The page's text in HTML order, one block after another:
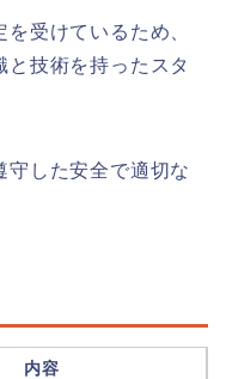
受けているため、
技術を持ったスタ
守した安全で適切な
内容